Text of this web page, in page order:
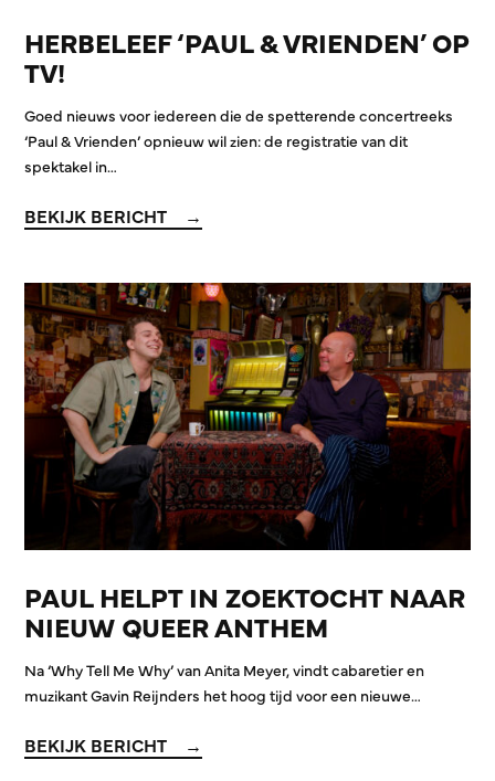
HERBELEEF ‘PAUL & VRIENDEN’ OP
TV!
Goed nieuws voor iedereen die de spetterende concertreeks
‘Paul & Vrienden’ opnieuw wil zien: de registratie van dit
spektakel in…
BEKIJK BERICHT
PAUL HELPT IN ZOEKTOCHT NAAR
NIEUW QUEER ANTHEM
Na ‘Why Tell Me Why’ van Anita Meyer, vindt cabaretier en
muzikant Gavin Reijnders het hoog tijd voor een nieuwe…
BEKIJK BERICHT